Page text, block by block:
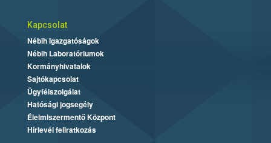
Kapcsolat
Nébih Igazgatóságok
Nébih Laboratóriumok
Kormányhivatalok
Sajtókapcsolat
Ügyfélszolgálat
Hatósági jogsegély
Élelmiszermentő Központ
Hírlevél feliratkozás